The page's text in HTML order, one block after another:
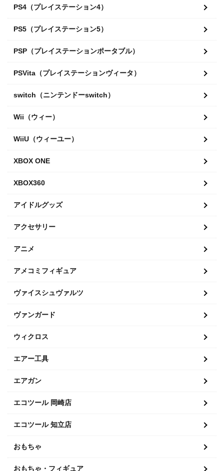
PS4（プレイステーション4）
PS5（プレイステーション5）
PSP（プレイステーションポータブル）
PSVita（プレイステーションヴィータ）
switch（ニンテンドーswitch）
Wii（ウィー）
WiiU（ウィーユー）
XBOX ONE
XBOX360
アイドルグッズ
アクセサリー
アニメ
アメコミフィギュア
ヴァイスシュヴァルツ
ヴァンガード
ウィクロス
エアー工具
エアガン
エコツール 岡崎店
エコツール 知立店
おもちゃ
おもちゃ・フィギュア